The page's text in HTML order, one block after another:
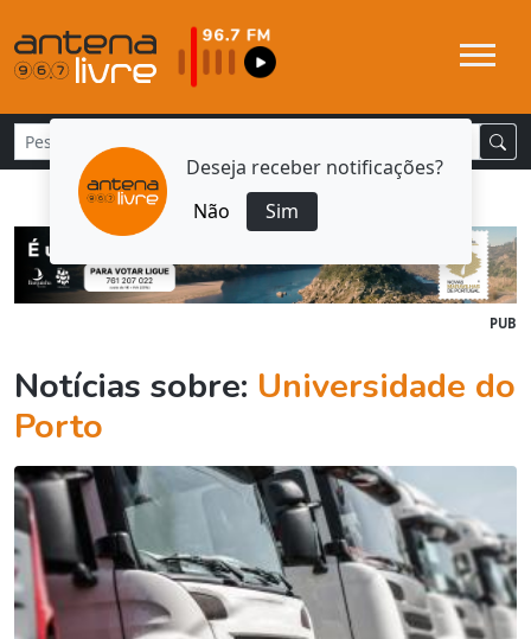
Deseja receber notificações?
Não
Sim
PUB
Notícias sobre: Universidade do
Porto